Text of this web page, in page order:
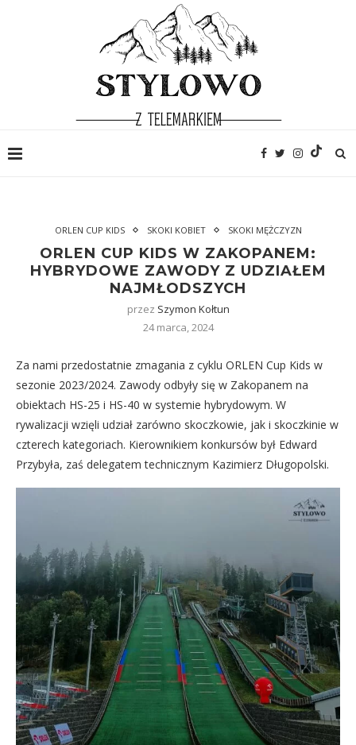
ORLEN CUP KIDS SKOKI KOBIET SKOKI MĘŻCZYZN
ORLEN CUP KIDS W ZAKOPANEM:
HYBRYDOWE ZAWODY Z UDZIAŁEM
NAJMŁODSZYCH
przez Szymon Kołtun
24 marca, 2024
Za nami przedostatnie zmagania z cyklu ORLEN Cup Kids w
sezonie 2023/2024. Zawody odbyły się w Zakopanem na
obiektach HS-25 i HS-40 w systemie hybrydowym. W
rywalizacji wzięli udział zarówno skoczkowie, jak i skoczkinie w
czterech kategoriach. Kierownikiem konkursów był Edward
Przybyła, zaś delegatem technicznym Kazimierz Długopolski.